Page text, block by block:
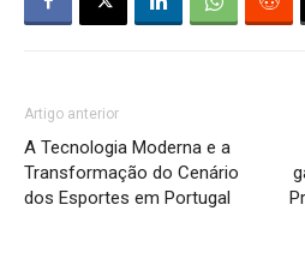
Artigo anterior
A Tecnologia Moderna e a
Transformação do Cenário
dos Esportes em Portugal